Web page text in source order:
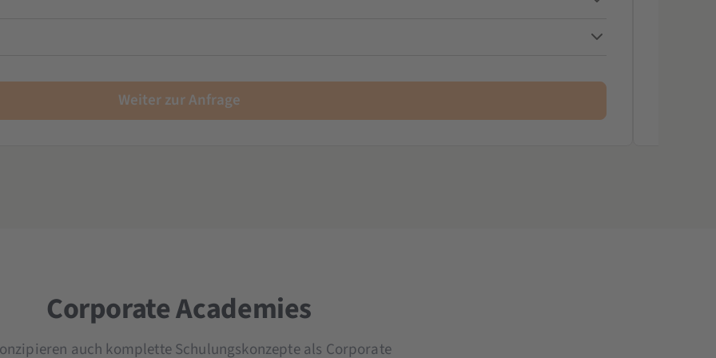
Weiter zur Anfrage
Corporate Academies
auch komplette Schulungskonzepte als Corporate